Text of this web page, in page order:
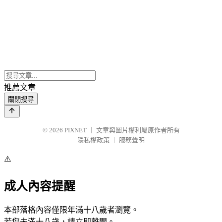
推薦文章
關閉搜尋
© 2026 PIXNET
文章與圖片權利屬原作者所有
隱私權政策
服務聲明
⚠️
成人內容提醒
本部落格內容僅限年滿十八歲者瀏覽。